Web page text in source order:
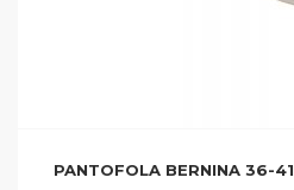
PANTOFOLA BERNINA 36-41